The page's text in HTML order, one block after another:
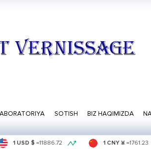
VERNISSAGE
SOTISH BIZ HAQIMIZDA
1 USD $ =11886.72 1 CNY ¥ =1761.23